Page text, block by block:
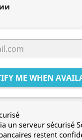
ME WHEN
un serveur sécurisé
restent